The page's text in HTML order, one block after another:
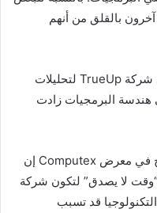
بالقلق من أنهم
ومع ذلك، أظهرت البيانات الصادرة عن شركة TrueUp لتحليلات
البرمجيات زادت
وبالمثل، قال هوانغ على خشبة المسرح في معرض Computex إن
“وقت لا يصدق” لتكون شركة
قد تسبب